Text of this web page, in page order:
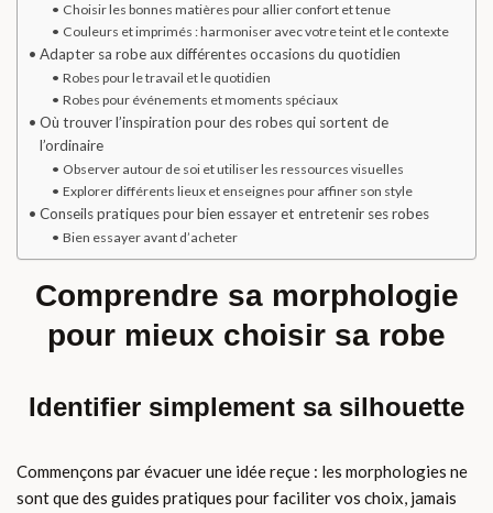
Choisir les bonnes matières pour allier confort et tenue
Couleurs et imprimés : harmoniser avec votre teint et le contexte
Adapter sa robe aux différentes occasions du quotidien
Robes pour le travail et le quotidien
Robes pour événements et moments spéciaux
Où trouver l’inspiration pour des robes qui sortent de
l’ordinaire
Observer autour de soi et utiliser les ressources visuelles
Explorer différents lieux et enseignes pour affiner son style
Conseils pratiques pour bien essayer et entretenir ses robes
Bien essayer avant d’acheter
Comprendre sa morphologie
pour mieux choisir sa robe
Identifier simplement sa silhouette
Commençons par évacuer une idée reçue : les morphologies ne
sont que des guides pratiques pour faciliter vos choix, jamais